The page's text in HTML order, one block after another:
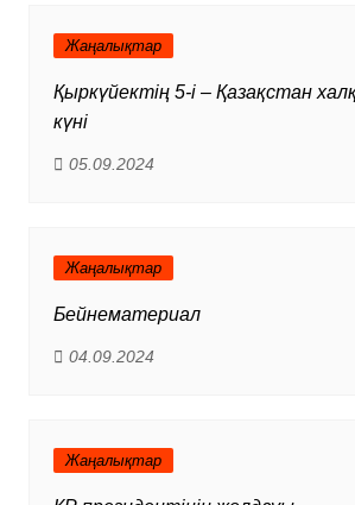
Жаңалықтар
Қыркүйектің 5-і – Қазақстан
күні
05.09.2024
Жаңалықтар
Бейнематериал
04.09.2024
Жаңалықтар